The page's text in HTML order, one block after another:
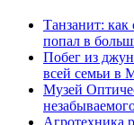
Танзанит:
попал в
Побег из
всей семьи в
Музей